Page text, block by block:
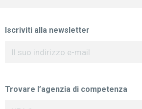
Iscriviti alla newsletter
Trovare l’agenzia di competenza